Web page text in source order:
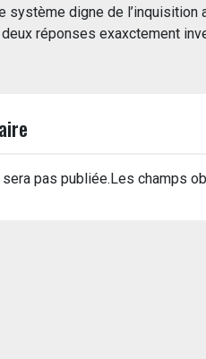
système digne de
réponses exaxctement
pas publiée.Les champs